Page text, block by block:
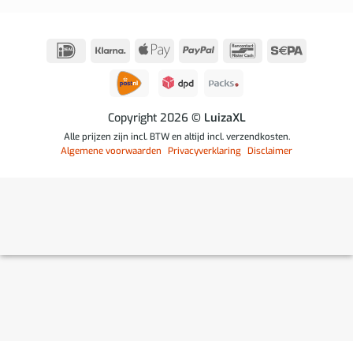
IDeal Klarna
Apple
PayPal Bancontact
Copyright 2026 © LuizaXL
Alle prijzen zijn incl. BTW en altijd incl. verzendkosten.
Algemene voorwaarden Privacyverklaring Disclaimer